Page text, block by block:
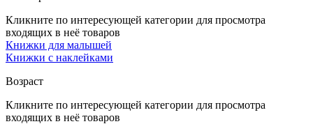
Кликните по интересующей категории для просмотра
входящих в неё товаров
Книжки для малышей
Книжки с наклейками
Возраст
Кликните по интересующей категории для просмотра
входящих в неё товаров